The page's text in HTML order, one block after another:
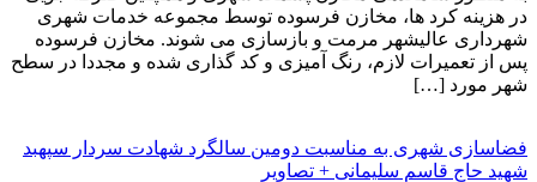
در هزینه کرد ها، مخازن فرسوده توسط مجموعه خدمات شهری
شهرداری عالیشهر مرمت و بازسازی می شوند. مخازن فرسوده
پس از تعمیرات لازم، رنگ آمیزی و کد گذاری شده و مجددا در سطح
شهر مورد […]
فضاسازی شهری به مناسبت دومین سالگرد شهادت سردار سپهبد
شهید حاج قاسم سلیمانی + تصاویر